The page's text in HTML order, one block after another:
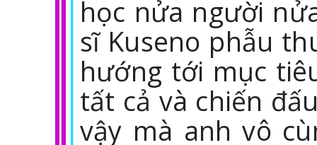
học nửa người
sĩ Kuseno phẫu
hướng tới mục
tất cả và chiến
vậy mà anh vô